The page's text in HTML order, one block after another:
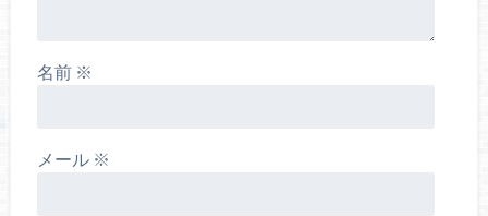
名前 ※
メール ※